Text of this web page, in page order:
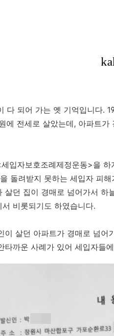
다 되어 가는 옛 기억입니다.
에 전세로 살았는데, 아파트가
입자보호조례제정운동>을
돌려받지 못하는 세입자 피
살던 집이 경매로 넘어가서 하
서 비롯되기도 하였습니다.
이 살던 아파트가 경매로 넘어
타까운 사례가 있어 세입자들